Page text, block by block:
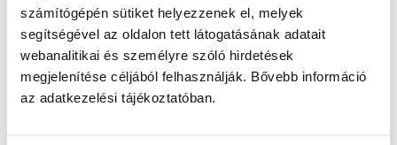
számítógépén sütiket helyezzenek el, melyek
segítségével az oldalon tett látogatásának adatait
webanalitikai és személyre szóló hirdetések
megjelenítése céljából felhasználják. Bővebb információ
az adatkezelési tájékoztatóban.